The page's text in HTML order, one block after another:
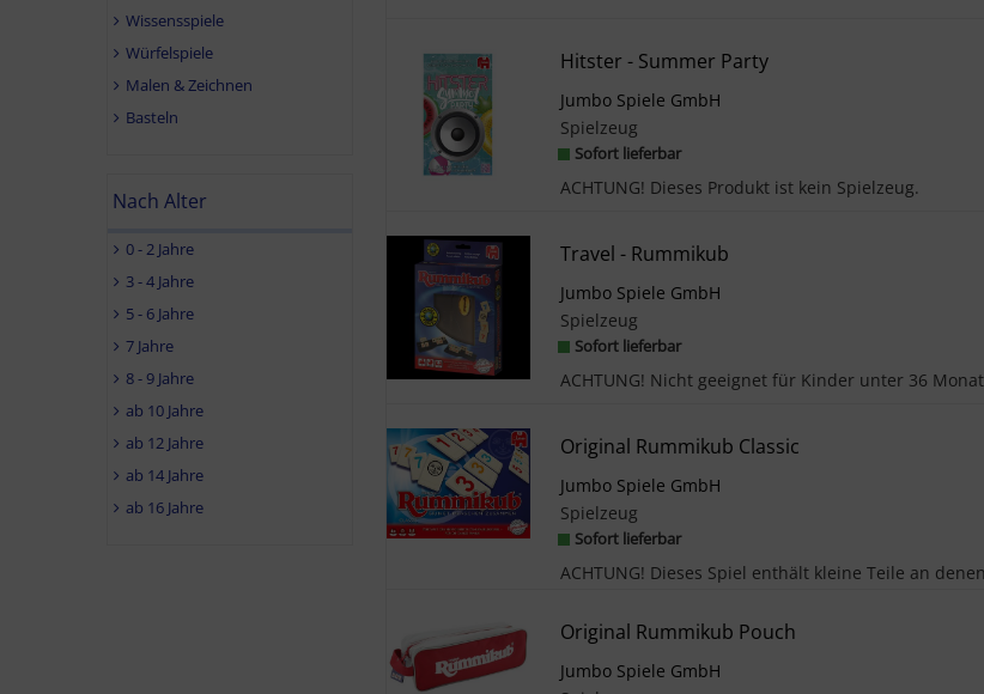
Wissensspiele
Würfelspiele
Malen & Zeichnen
Basteln
Nach Alter
0 - 2 Jahre
3 - 4 Jahre
5 - 6 Jahre
7 Jahre
8 - 9 Jahre
ab 10 Jahre
ab 12 Jahre
ab 14 Jahre
ab 16 Jahre
Hitster - Summer Party
Jumbo Spiele GmbH
Spielzeug
Sofort lieferbar
ACHTUNG! Dieses Produkt ist kein Spielzeug.
Travel - Rummikub
Jumbo Spiele GmbH
Spielzeug
Sofort lieferbar
Original Rummikub Classic
Jumbo Spiele GmbH
Spielzeug
Sofort lieferbar
Original Rummikub Pouch
Jumbo Spiele GmbH